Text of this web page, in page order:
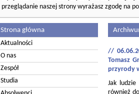
przeglądanie naszej strony wyrażasz zgodę na
Strona główna
Aktualności
O nas
Zespół
Studia
//
Tomasz
przyrody
Jak
również